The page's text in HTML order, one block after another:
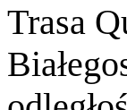
Trasa